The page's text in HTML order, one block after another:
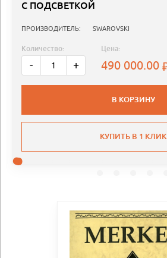
С ПОДСВЕТКОЙ
ПРОИЗВОДИТЕЛЬ: SWAROVSKI
Количество:
- +
Цена:
490 000.00
В КОРЗИНУ
КУПИТЬ В 1 КЛИК